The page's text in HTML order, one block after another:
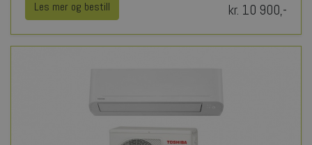
Les mer og bestill kr. 10 900,-